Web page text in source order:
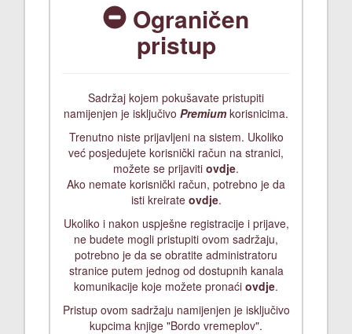
Ograničen
pristup
Sadržaj kojem pokušavate pristupiti
namijenjen je isključivo Premiumkorisnicima.
Trenutno niste prijavljeni na sistem. Ukoliko
već posjedujete korisnički račun na stranici,
možete se prijaviti ovdje.
Ako nemate korisnički račun, potrebno je da
isti kreirate ovdje.
Ukoliko i nakon uspješne registracije i prijave,
ne budete mogli pristupiti ovom sadržaju,
potrebno je da se obratite administratoru
stranice putem jednog od dostupnih kanala
komunikacije koje možete pronaći ovdje.
Pristup ovom sadržaju namijenjen je isključivo
kupcima knjige "Bordo vremeplov".